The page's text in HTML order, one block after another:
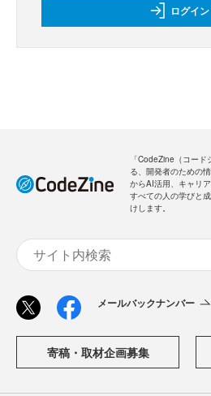
ログイン
「CodeZine（コー
る、開発者のための
からAI活用、キャリ
すべての人の学びと
けします。
メールバックナンバー
寄稿・取材企画募集